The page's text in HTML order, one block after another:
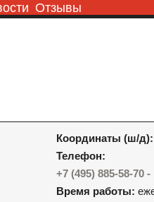
Отзывы
Координаты (ш/д):
Телефон:
+7 (495) 885-58-70
Время работы: